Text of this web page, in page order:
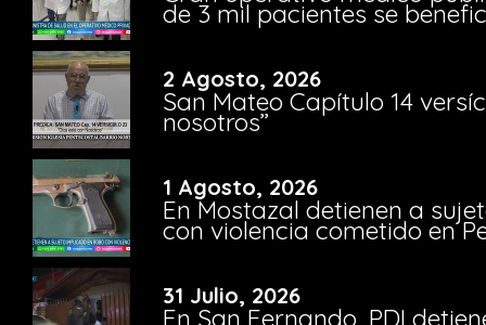
de 3 mil pacientes se
2 Agosto, 2026
San Mateo Capítulo 14
nosotros”
1 Agosto, 2026
En Mostazal detienen a
con violencia cometido en
31 Julio, 2026
En San Fernando, PDI